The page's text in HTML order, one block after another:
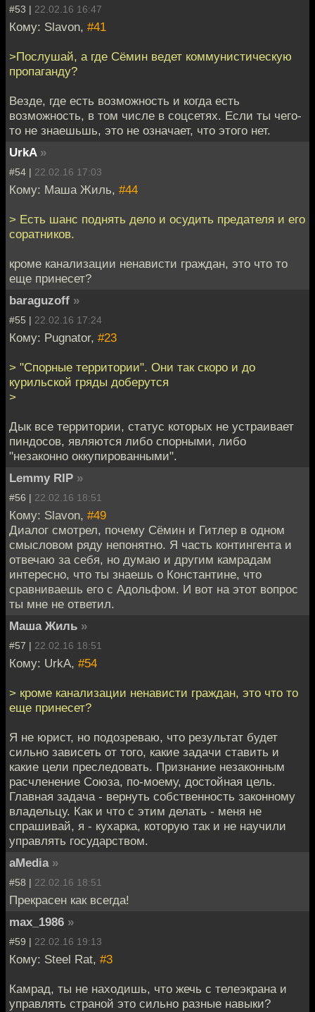
#53 | 22.02.16 16:47
Кому: Slavon, #41
>Послушай, а где Сёмин ведет коммунистическую
пропаганду?
Везде, где есть возможность и когда есть
возможность, в том числе в соцсетях. Если ты чего-
то не знаешьшь, это не означает, что этого нет.
UrkA »
#54 | 22.02.16 17:03
Кому: Маша Жиль, #44
> Есть шанс поднять дело и осудить предателя и его
соратников.
кроме канализации ненависти граждан, это что то
еще принесет?
baraguzoff »
#55 | 22.02.16 17:24
Кому: Pugnator, #23
> "Спорные территории". Они так скоро и до
курильской гряды доберутся
>
Дык все территории, статус которых не устраивает
пиндосов, являются либо спорными, либо
"незаконно оккупированными".
Lemmy RIP »
#56 | 22.02.16 18:51
Кому: Slavon, #49
Диалог смотрел, почему Сёмин и Гитлер в одном
смысловом ряду непонятно. Я часть контингента и
отвечаю за себя, но думаю и другим камрадам
интересно, что ты знаешь о Константине, что
сравниваешь его с Адольфом. И вот на этот вопрос
ты мне не ответил.
Маша Жиль »
#57 | 22.02.16 18:51
Кому: UrkA, #54
> кроме канализации ненависти граждан, это что то
еще принесет?
Я не юрист, но подозреваю, что результат будет
сильно зависеть от того, какие задачи ставить и
какие цели преследовать. Признание незаконным
расчленение Союза, по-моему, достойная цель.
Главная задача - вернуть собственность законному
владельцу. Как и что с этим делать - меня не
спрашивай, я - кухарка, которую так и не научили
управлять государством.
aMedia »
#58 | 22.02.16 18:51
Прекрасен как всегда!
max_1986 »
#59 | 22.02.16 19:13
Кому: Steel Rat, #3
Камрад, ты не находишь, что жечь с телеэкрана и
управлять страной это сильно разные навыки?